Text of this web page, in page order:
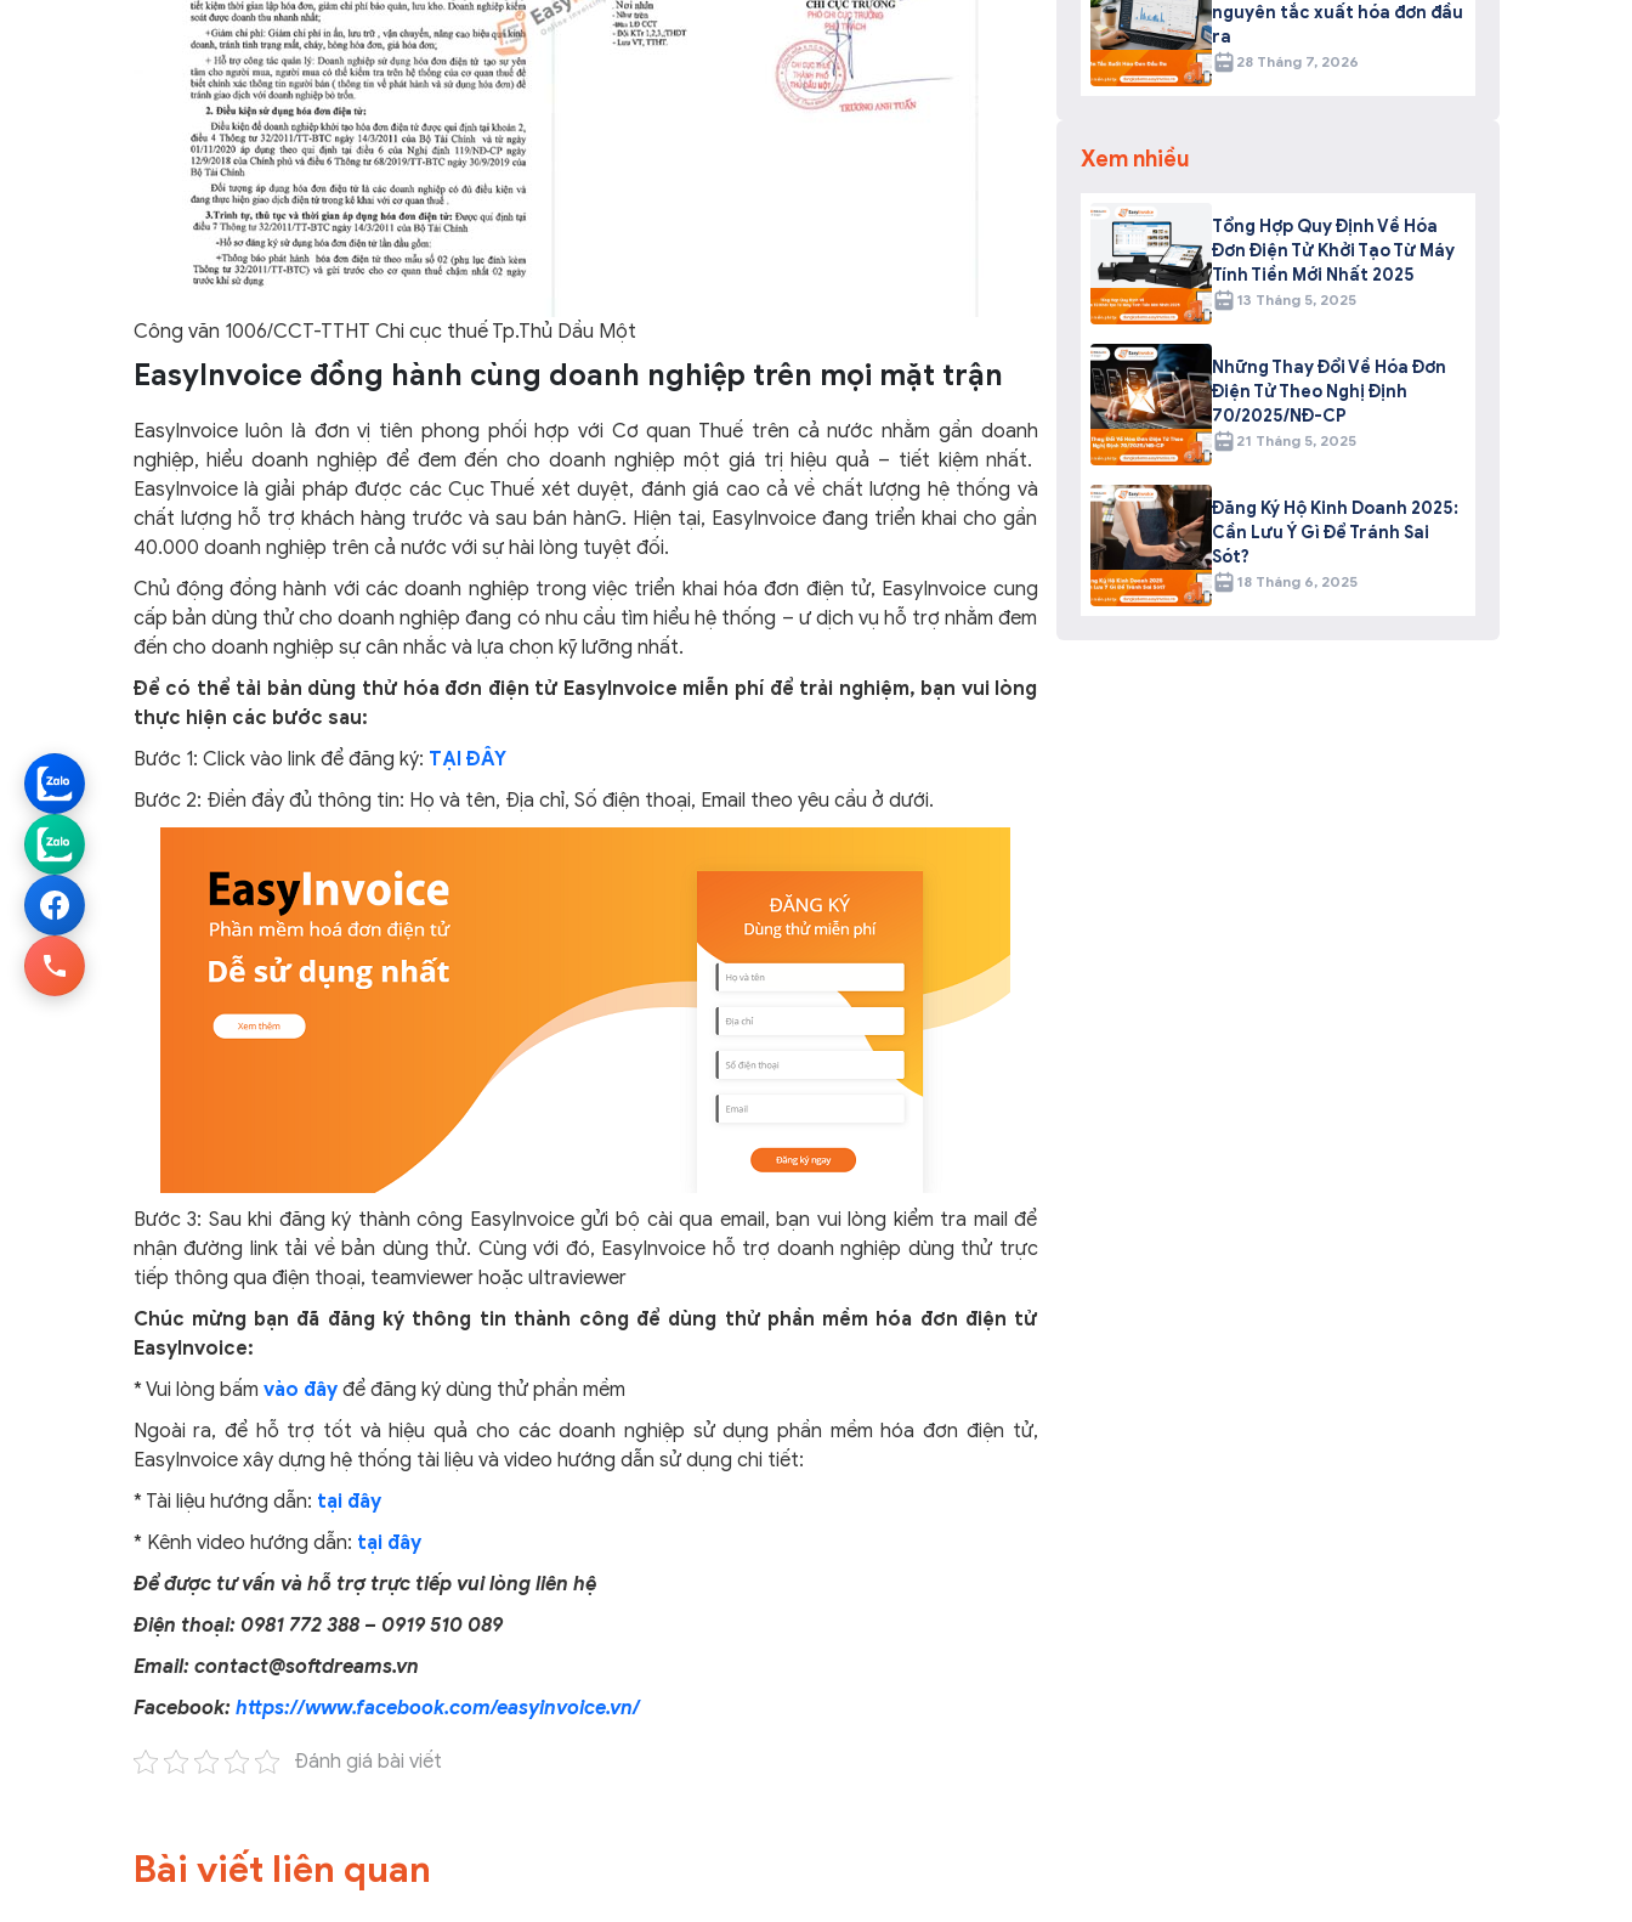
Công văn 1006/CCT-TTHT Chi cục thuế Tp.Thủ Dầu Một
EasyInvoice đồng hành cùng doanh nghiệp trên mọi mặt trận
EasyInvoice luôn là đơn vị tiên phong phối hợp với Cơ quan Thuế trên cả nước nhằm gần doanh
nghiệp, hiểu doanh nghiệp để đem đến cho doanh nghiệp một giá trị hiệu quả – tiết kiệm nhất.
EasyInvoice là giải pháp được các Cục Thuế xét duyệt, đánh giá cao cả về chất lượng hệ thống và
chất lượng hỗ trợ khách hàng trước và sau bán hànG. Hiện tại, EasyInvoice đang triển khai cho gần
40.000 doanh nghiệp trên cả nước với sự hài lòng tuyệt đối.
Chủ động đồng hành với các doanh nghiệp trong việc triển khai hóa đơn điện tử, EasyInvoice cung
cấp bản dùng thử cho doanh nghiệp đang có nhu cầu tìm hiểu hệ thống – ư dịch vụ hỗ trợ nhằm đem
đến cho doanh nghiệp sự cân nhắc và lựa chọn kỹ lưỡng nhất.
Để có thể tải bản dùng thử hóa đơn điện tử EasyInvoice miễn phí để trải nghiệm, bạn vui lòng
thực hiện các bước sau:
Bước 1: Click vào link để đăng ký: TẠI ĐÂY
Bước 2: Điền đầy đủ thông tin: Họ và tên, Địa chỉ, Số điện thoại, Email theo yêu cầu ở dưới.
Bước 3: Sau khi đăng ký thành công EasyInvoice gửi bộ cài qua email, bạn vui lòng kiểm tra mail để
nhận đường link tải về bản dùng thử. Cùng với đó, EasyInvoice hỗ trợ doanh nghiệp dùng thử trực
tiếp thông qua điện thoại, teamviewer hoặc ultraviewer
Chúc mừng bạn đã đăng ký thông tin thành công để dùng thử phần mềm hóa đơn điện tử
EasyInvoice:
* Vui lòng bấm vào đâyđể đăng ký dùng thử phần mềm
Ngoài ra, để hỗ trợ tốt và hiệu quả cho các doanh nghiệp sử dụng phần mềm hóa đơn điện tử,
EasyInvoice xây dựng hệ thống tài liệu và video hướng dẫn sử dụng chi tiết:
* Tài liệu hướng dẫn: tại đây
* Kênh video hướng dẫn: tại đây
Để được tư vấn và hỗ trợ trực tiếp vui lòng liên hệ
Điện thoại: 0981 772 388 – 0919 510 089
Email: contact@softdreams.vn
Facebook: https://www.facebook.com/easyinvoice.vn/
Đánh giá bài viết
Bài viết liên quan
nguyên tắc xuất hóa đơn đầu
ra
28 Tháng 7, 2026
Xem nhiều
Tổng Hợp Quy Định Về Hóa
Đơn Điện Tử Khởi Tạo Từ Máy
Tính Tiền Mới Nhất 2025
13 Tháng 5, 2025
Những Thay Đổi Về Hóa Đơn
Điện Tử Theo Nghị Định
70/2025/NĐ-CP
21 Tháng 5, 2025
Đăng Ký Hộ Kinh Doanh 2025:
Cần Lưu Ý Gì Để Tránh Sai
Sót?
18 Tháng 6, 2025